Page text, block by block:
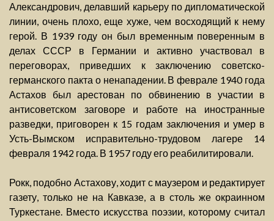
Александрович, делавший карьеру по дипломатической
линии, очень плохо, еще хуже, чем восходящий к нему
герой. В 1939 году он был временным поверенным в
делах СССР в Германии и активно участвовал в
переговорах, приведших к заключению советско-
германского пакта о ненападении. В феврале 1940 года
Астахов был арестован по обвинению в участии в
антисоветском заговоре и работе на иностранные
разведки, приговорен к 15 годам заключения и умер в
Усть-Вымском исправительно-трудовом лагере 14
февраля 1942 года. В 1957 году его реабилитировали.
Рокк, подобно Астахову, ходит с маузером и редактирует
газету, только не на Кавказе, а в столь же окраинном
Туркестане. Вместо искусства поэзии, которому считал